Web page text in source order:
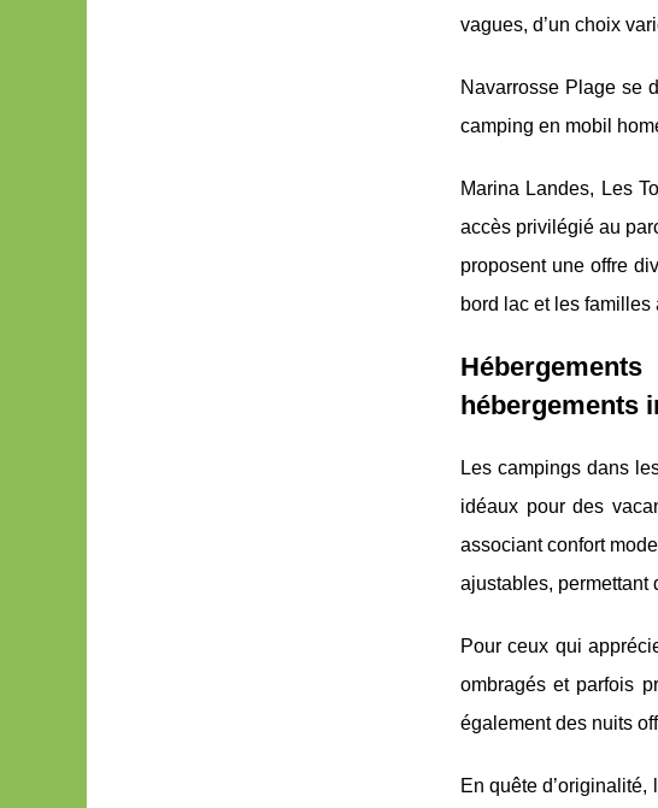
vagues, d’un choix
Navarrosse Plage se
camping en mobil
Marina Landes, Les
accès privilégié au
proposent une offre
bord lac et les familles
hébergements
Les campings dans
idéaux pour des
associant confort
ajustables, permettant
Pour ceux qui
ombragés et parfois
également des nuits
En quête